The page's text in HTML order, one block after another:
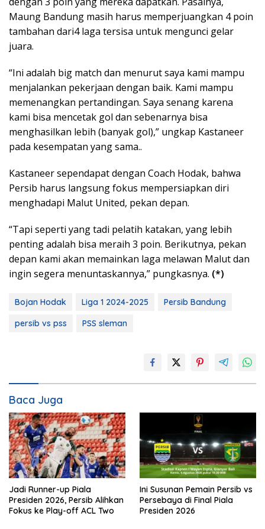
Maung Bandung masih harus memperjuangkan 4 poin
tambahan dari4 laga tersisa untuk mengunci gelar
juara.
“Ini adalah big match dan menurut saya kami mampu
menjalankan pekerjaan dengan baik. Kami mampu
memenangkan pertandingan. Saya senang karena
kami bisa mencetak gol dan sebenarnya bisa
menghasilkan lebih (banyak gol),” ungkap Kastaneer
pada kesempatan yang sama..
Kastaneer sependapat dengan Coach Hodak, bahwa
Persib harus langsung fokus mempersiapkan diri
menghadapi Malut United, pekan depan.
“Tapi seperti yang tadi pelatih katakan, yang lebih
penting adalah bisa meraih 3 poin. Berikutnya, pekan
depan kami akan memainkan laga melawan Malut dan
ingin segera menuntaskannya,” pungkasnya. (*)
Bojan Hodak Liga 1 2024-2025
Persib Bandung
persib vs pss
PSS sleman
Baca Juga
Jadi Runner-up Piala
Presiden 2026, Persib Alihkan
Fokus ke Play-off ACL Two
Ini Susunan Pemain Persib vs
Persebaya di Final Piala
Presiden 2026